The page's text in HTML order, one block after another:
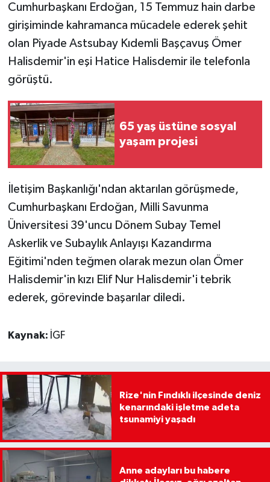
Cumhurbaşkanı Erdoğan, 15 Temmuz hain darbe
girişiminde kahramanca mücadele ederek şehit
olan Piyade Astsubay Kıdemli Başçavuş Ömer
Halisdemir'in eşi Hatice Halisdemir ile telefonla
görüştü.
65 yaş üstüne sosyal
yaşam projesi
İletişim Başkanlığı'ndan aktarılan görüşmede,
Cumhurbaşkanı Erdoğan, Milli Savunma
Üniversitesi 39'uncu Dönem Subay Temel
Askerlik ve Subaylık Anlayışı Kazandırma
Eğitimi'nden teğmen olarak mezun olan Ömer
Halisdemir'in kızı Elif Nur Halisdemir'i tebrik
ederek, görevinde başarılar diledi.
Kaynak: İGF
Rize'nin Fındıklı ilçesinde deniz
kenarındaki işletme adeta
tsunamiyi yaşadı
Anne adayları bu habere